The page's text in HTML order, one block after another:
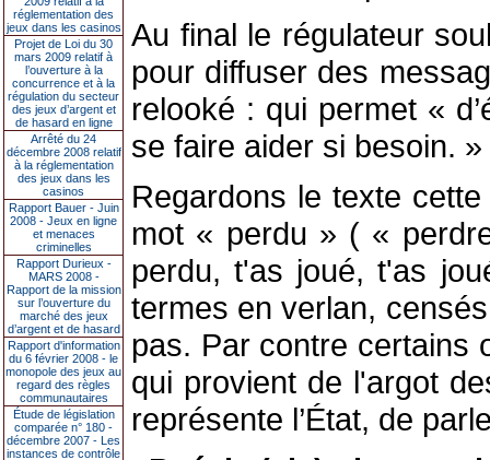
réglementation des
jeux dans les casinos
Projet de Loi du 30
mars 2009 relatif à
l’ouverture à la
concurrence et à la
régulation du secteur
des jeux d’argent et
de hasard en ligne
Arrêté du 24
décembre 2008 relatif
à la réglementation
des jeux dans les
casinos
Rapport Bauer - Juin
2008 - Jeux en ligne
et menaces
criminelles
Rapport Durieux -
MARS 2008 -
Rapport de la mission
sur l’ouverture du
marché des jeux
d’argent et de hasard
Rapport d'information
du 6 février 2008 - le
monopole des jeux au
regard des règles
communautaires
Étude de législation
comparée n° 180 -
décembre 2007 - Les
instances de contrôle
Au final le régulateur
pour diffuser des
relooké : qui permet «
se faire aider si besoin. »
Regardons le texte
mot « perdu » ( «
perdu, t'as joué, t'as
termes en verlan,
pas. Par contre certains
qui provient de l'argot
représente l’État, de